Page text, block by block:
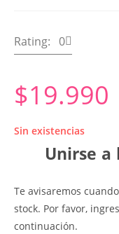
Rating: 0
$19.990
Sin existencias
Unirse a
Te avisaremos
stock. Por favor,
continuación.